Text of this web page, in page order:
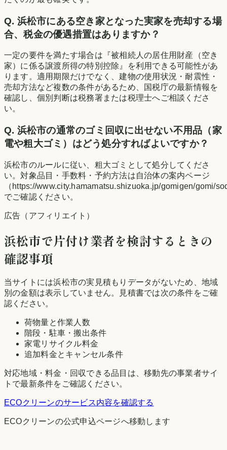
Q. 浜松市にある空き家となった実家を売却する場
合、税金の優遇措置はありますか？
一定の要件を満たす場合は『被相続人の居住用財産（空き
家）に係る譲渡所得の特別控除』を利用できる可能性があ
ります。適用期限だけでなく、建物の使用状況・耐震性・
売却方法など複数の条件があるため、国税庁の最新情報を
確認し、個別判断は税務署または税理士へご相談くださ
い。
Q. 浜松市の通常のゴミ回収に出せない不用品（家
電や粗大ゴミ）はどう処分すればよいですか？
浜松市のルールに従い、粗大ゴミとして処分してくださ
い。対象品目・手数料・予約方法は自治体の案内ページ
（https://www.city.hamamatsu.shizuoka.jp/gomigen/gomi/
でご確認ください。
広告（アフィリエイト）
浜松市で片付け業者を検討するときの
確認事項
当サイトには浜松市の実見積もりデータがないため、地域
別の金額は表示していません。見積書では次の条件をご確
認ください。
荷物量と作業人数
階段・駐車・搬出条件
家電リサイクル料金
追加料金とキャンセル条件
対応地域・料金・回収できる品目は、移動先の事業者サイ
トで最新条件をご確認ください。
ECOクリーンのサービス内容を確認する
ECOクリーンの公式申込ページへ移動します